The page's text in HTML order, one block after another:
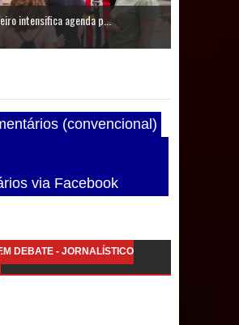
Brandão: IPMCB responde
da vereadora
são referentes a
intensifica agenda p...
(convencional)
via Facebook
DEBATE - JORNALÍSTICO